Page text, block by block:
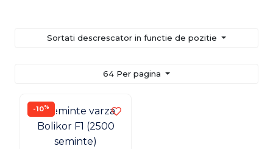
Sortati descrescator in functie de pozitie
64 Per pagina
-10%